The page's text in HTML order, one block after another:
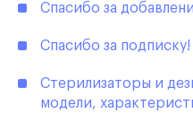
Спасибо за
Спасибо за подписку!
Стерилизаторы и
модели,